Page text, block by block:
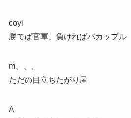
coyi
勝てば官軍、負ければバカップル
m、、、
ただの目立ちたがり屋
A